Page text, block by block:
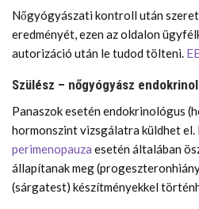
Nőgyógyászati kontroll után
eredményét, ezen az oldalon
autorizáció után le tudod tölteni.
Szülész – nőgyógyász
Panaszok esetén endokrinológus
hormonszint vizsgálatra küldhet el.
perimenopauza esetén általában
állapítanak meg
(sárgatest) készítményekkel